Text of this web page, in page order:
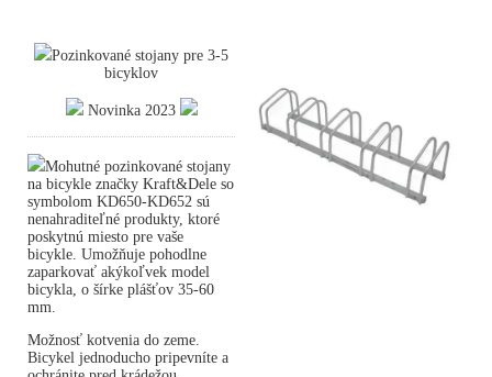
Pozinkované stojany pre 3-5
bicyklov
Novinka 2023
Mohutné pozinkované stojany
na bicykle značky Kraft&Dele so
symbolom KD650-KD652 sú
nenahraditeľné produkty, ktoré
poskytnú miesto pre vaše
bicykle. Umožňuje pohodlne
zaparkovať akýkoľvek model
bicykla, o šírke plášťov 35-60
mm.
Možnosť kotvenia do zeme.
Bicykel jednoducho pripevníte a